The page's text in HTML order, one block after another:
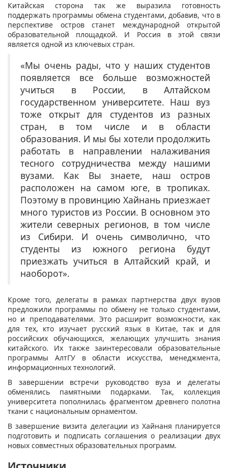
Китайская сторона так же выразила готовность
поддержать программы обмена студентами, добавив, что в
перспективе остров станет международной открытой
образовательной площадкой. И Россия в этой связи
является одной из ключевых стран.
«Мы очень рады, что у наших студентов
появляется все больше возможностей
учиться в России, в Алтайском
государственном университете. Наш вуз
тоже открыт для студентов из разных
стран, в том числе и в области
образования. И мы бы хотели продолжить
работать в направлении налаживания
тесного сотрудничества между нашими
вузами. Как Вы знаете, наш остров
расположен на самом юге, в тропиках.
Поэтому в провинцию Хайнань приезжает
много туристов из России. В основном это
жители северных регионов, в том числе
из Сибири. И очень символично, что
студенты из южного региона будут
приезжать учиться в Алтайский край, и
наоборот».
Кроме того, делегаты в рамках партнерства двух вузов
предложили программы по обмену не только студентами,
но и преподавателями. Это расширит возможности, как
для тех, кто изучает русский язык в Китае, так и для
российских обучающихся, желающих улучшить знания
китайского. Их также заинтересовали образовательные
программы АлтГУ в области искусства, менеджмента,
информационных технологий.
В завершении встречи руководство вуза и делегаты
обменялись памятными подарками. Так, коллекция
университета пополнилась фрагментом древнего полотна
ткани с национальным орнаментом.
В завершение визита делегации из Хайнаня планируется
подготовить и подписать соглашения о реализации двух
новых совместных образовательных программ.